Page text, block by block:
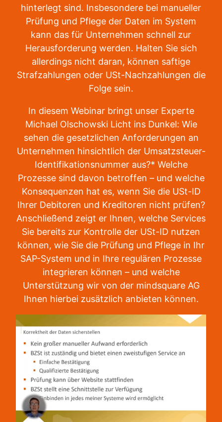
hinterlegt sind. Insbesondere bei manueller
Prüfung und Pflege der Daten im System
kann das für Unternehmen schnell zur
Herausforderung werden. Halten Sie sich
allerdings nicht daran, können saftige
Strafzahlungen oder USt-Nachzahlungen die
Folge sein.
In diesem Webinar bringt unser Experte
Michael Olschowski Licht ins Dunkel: Wie
sehen die gesetzlichen Anforderungen an
Unternehmen hinsichtlich der Umsatzsteuer-
Identifikationsnummer aus?* Welche
Prozesse sind davon betroffen – und welche
Konsequenzen hat es, wenn Sie die USt-ID
Ihrer Debitoren und Kreditoren nicht prüfen?
Anschließend zeigt er Ihnen, welche Services
Sie bereits zur Kontrolle der USt-ID nutzen
können, wie Sie die Prüfung und Pflege in Ihr
SAP-System und in Ihre regulären Prozesse
integrieren können – und welche
Unterstützung wir von der mindsquare AG
Ihnen hierbei zusätzlich anbieten können.